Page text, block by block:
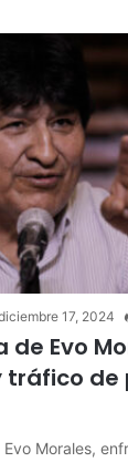
17, 2024
Evo
de
Morales,